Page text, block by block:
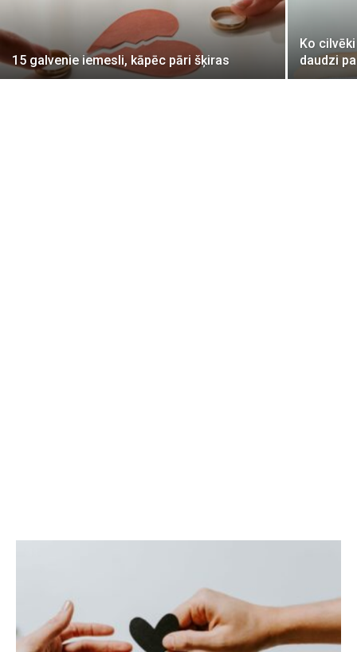
15 galvenie iemesli, kāpēc pāri šķiras
Ko
daudzi